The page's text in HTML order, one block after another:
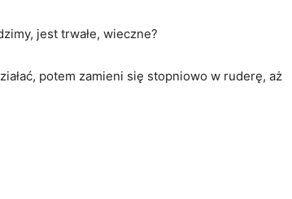
jest trwałe, wieczne?
potem zamieni się stopniowo w ruderę, aż